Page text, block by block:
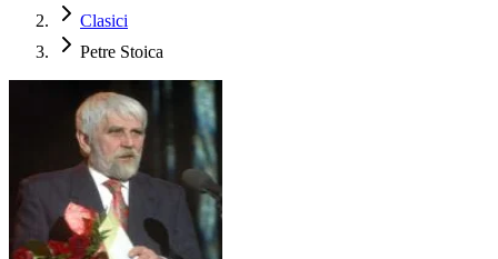
Clasici
Petre Stoica